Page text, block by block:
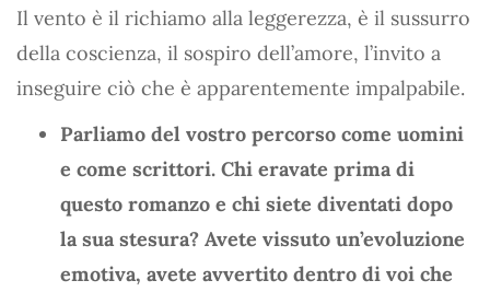
Il vento è il richiamo alla leggerezza, è il sussurro
della coscienza, il sospiro dell’amore, l’invito a
inseguire ciò che è apparentemente impalpabile.
Parliamo del vostro percorso come uomini
e come scrittori. Chi eravate prima di
questo romanzo e chi siete diventati dopo
la sua stesura? Avete vissuto un’evoluzione
emotiva, avete avvertito dentro di voi che